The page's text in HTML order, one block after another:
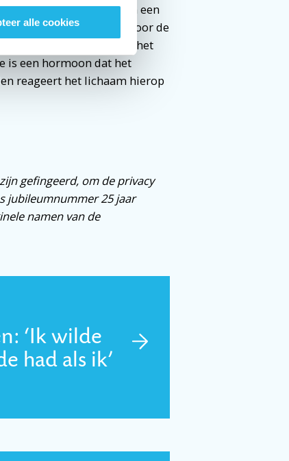
alle cookies
of er sprake is van een
uit de hypofyse. Voor de
staat is te reageren op het
is een hormoon dat het
reageert het lichaam hierop
gefingeerd, om de privacy
jubileumnummer 25 jaar
namen van de
‘Ik wilde
had als ik’